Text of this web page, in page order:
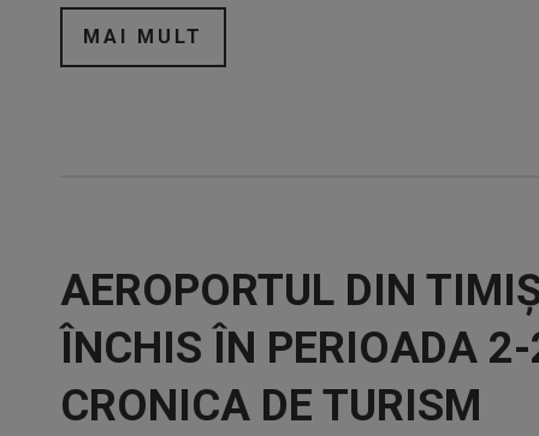
MAI MULT
AEROPORTUL DIN
ÎNCHIS ÎN PERIOADA
CRONICA DE TURISM